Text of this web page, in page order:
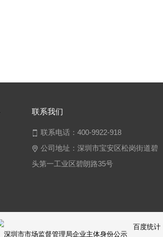
联系我们
联系电话：400-9922-918
公司地址：深圳市宝安区松岗街道碧
头第一工业区碧朗路35号
百度统计